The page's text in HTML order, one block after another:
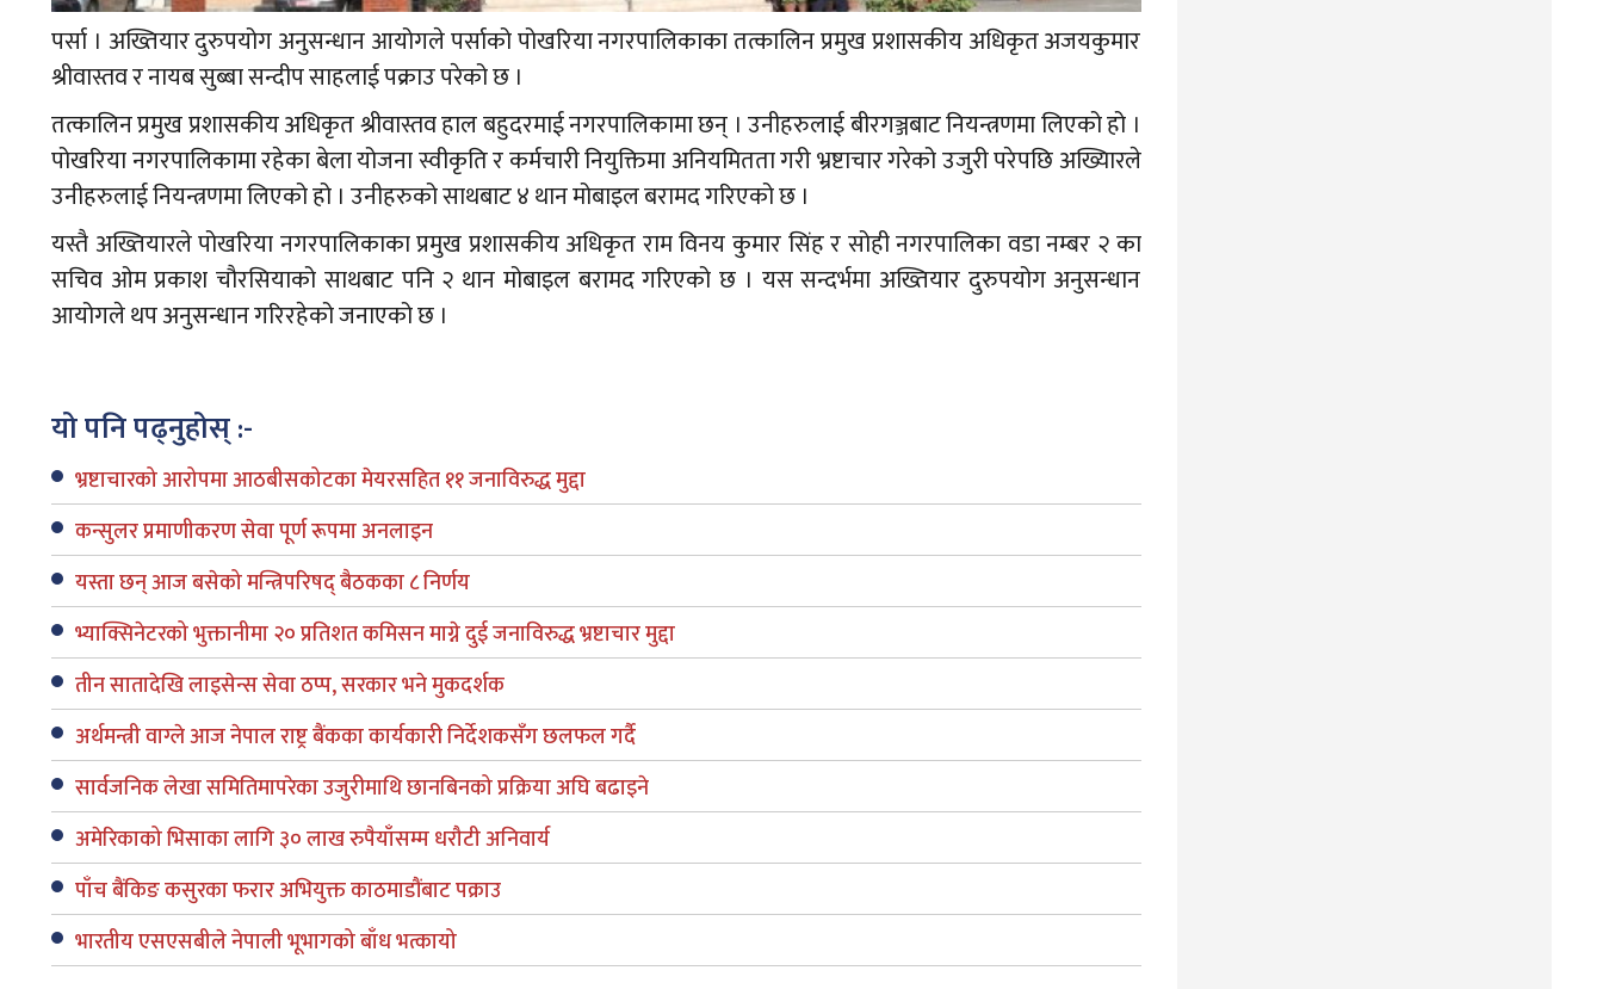
पर्सा । अख्तियार दुरुपयोग अनुसन्धान आयोगले पर्साको पोखरिया नगरपालिकाका तत्कालिन प्रमुख प्रशासकीय अधिकृत अजयकुमार
श्रीवास्तव र नायब सुब्बा सन्दीप साहलाई पक्राउ परेको छ ।
तत्कालिन प्रमुख प्रशासकीय अधिकृत श्रीवास्तव हाल बहुदरमाई नगरपालिकामा छन् । उनीहरुलाई बीरगञ्जबाट नियन्त्रणमा लिएको हो ।
पोखरिया नगरपालिकामा रहेका बेला योजना स्वीकृति र कर्मचारी नियुक्तिमा अनियमितता गरी भ्रष्टाचार गरेको उजुरी परेपछि अख्यिारले
उनीहरुलाई नियन्त्रणमा लिएको हो । उनीहरुको साथबाट ४ थान मोबाइल बरामद गरिएको छ ।
यस्तै अख्तियारले पोखरिया नगरपालिकाका प्रमुख प्रशासकीय अधिकृत राम विनय कुमार सिंह र सोही नगरपालिका वडा नम्बर २ का
सचिव ओम प्रकाश चौरसियाको साथबाट पनि २ थान मोबाइल बरामद गरिएको छ । यस सन्दर्भमा अख्तियार दुरुपयोग अनुसन्धान
आयोगले थप अनुसन्धान गरिरहेको जनाएको छ ।
यो पनि पढ्नुहोस् :-
भ्रष्टाचारको आरोपमा आठबीसकोटका मेयरसहित ११ जनाविरुद्ध मुद्दा
कन्सुलर प्रमाणीकरण सेवा पूर्ण रूपमा अनलाइन
यस्ता छन् आज बसेको मन्त्रिपरिषद् बैठकका ८ निर्णय
भ्याक्सिनेटरको भुक्तानीमा २० प्रतिशत कमिसन माग्ने दुई जनाविरुद्ध भ्रष्टाचार मुद्दा
तीन सातादेखि लाइसेन्स सेवा ठप्प, सरकार भने मुकदर्शक
अर्थमन्त्री वाग्ले आज नेपाल राष्ट्र बैंकका कार्यकारी निर्देशकसँग छलफल गर्दै
सार्वजनिक लेखा समितिमापरेका उजुरीमाथि छानबिनको प्रक्रिया अघि बढाइने
अमेरिकाको भिसाका लागि ३० लाख रुपैयाँसम्म धरौटी अनिवार्य
पाँच बैंकिङ कसुरका फरार अभियुक्त काठमाडौंबाट पक्राउ
भारतीय एसएसबीले नेपाली भूभागको बाँध भत्कायो